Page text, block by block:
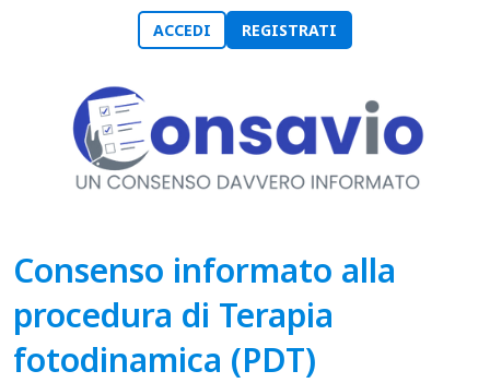
ACCEDI REGISTRATI
Consenso informato alla
procedura di Terapia
fotodinamica (PDT)